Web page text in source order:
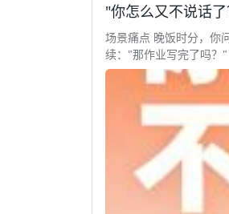
"你怎么又不说话
场景痛点 晚饭时分，你
续："那作业写完了吗？